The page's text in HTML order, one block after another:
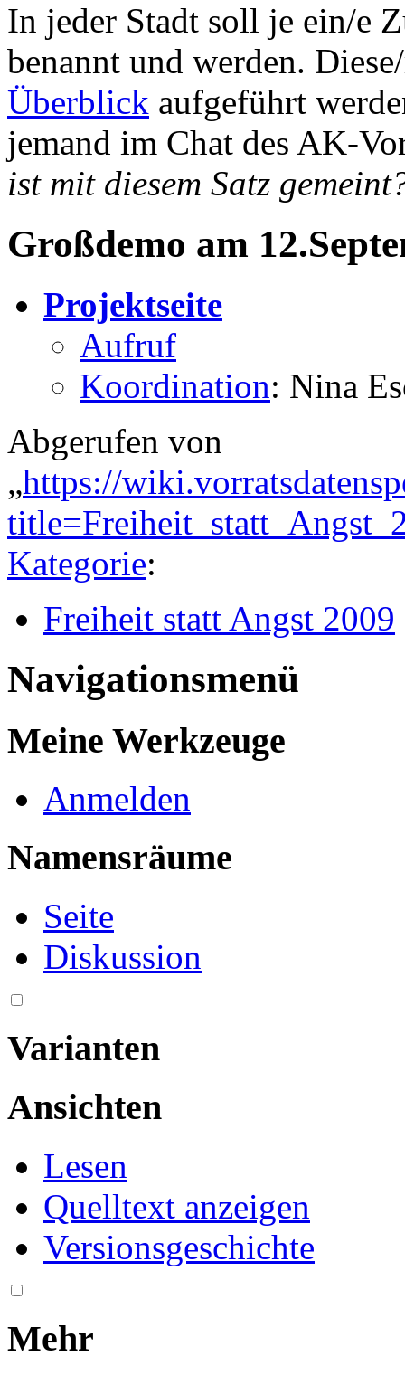
In jeder Stadt soll je ein/e
benannt und werden.
Überblick aufgeführt
jemand im Chat des AK-
ist mit diesem Satz
Großdemo am
Projektseite
Aufruf
Koordination: Nina
Abgerufen von
„https://
Kategorie:
Freiheit statt Angst 2009
Navigationsmenü
Meine Werkzeuge
Anmelden
Namensräume
Seite
Diskussion
Varianten
Ansichten
Lesen
Quelltext anzeigen
Versionsgeschichte
Mehr